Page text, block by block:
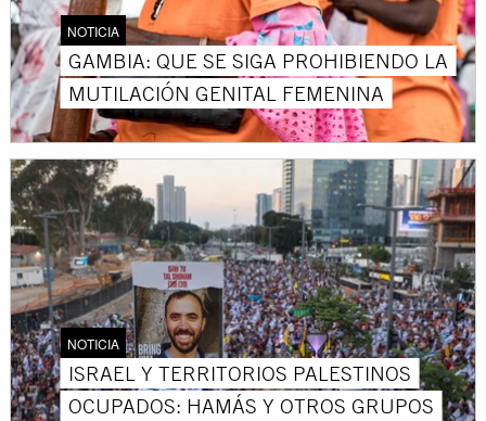
NOTICIA
GAMBIA: QUE SE SIGA PROHIBIENDO LA
MUTILACIÓN GENITAL FEMENINA
NOTICIA
ISRAEL Y TERRITORIOS PALESTINOS
OCUPADOS: HAMÁS Y OTROS GRUPOS